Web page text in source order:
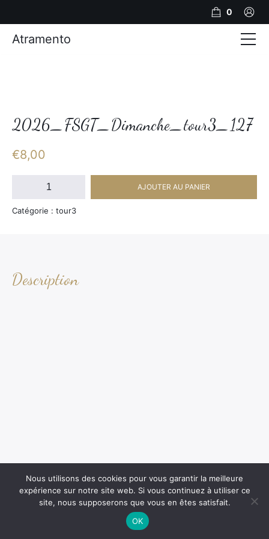
2026_FSGT_Dimanche_tour3_127
€8,00
quantité
2026_FSGT_Dimanche_tour3_127
AJOUTER AU PANIER
Catégorie : tour3
Description
0
Atramento
Photos
Nous utilisons des cookies pour vous garantir la meilleure
expérience sur notre site web. Si vous continuez à utiliser ce
site, nous supposerons que vous en êtes satisfait.
OK